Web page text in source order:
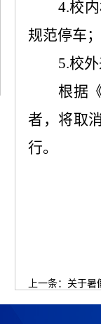
4.校
规范停车；
5.校
根据
者，将取
行。
上一条： 关于暑